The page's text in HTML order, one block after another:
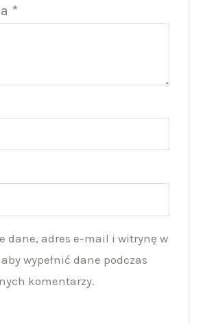
*
dane, adres e-mail i witrynę w
wypełnić dane podczas
komentarzy.